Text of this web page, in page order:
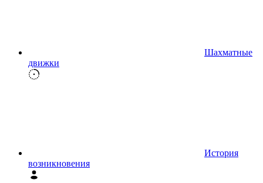
Шахматные
движки
История
возникновения